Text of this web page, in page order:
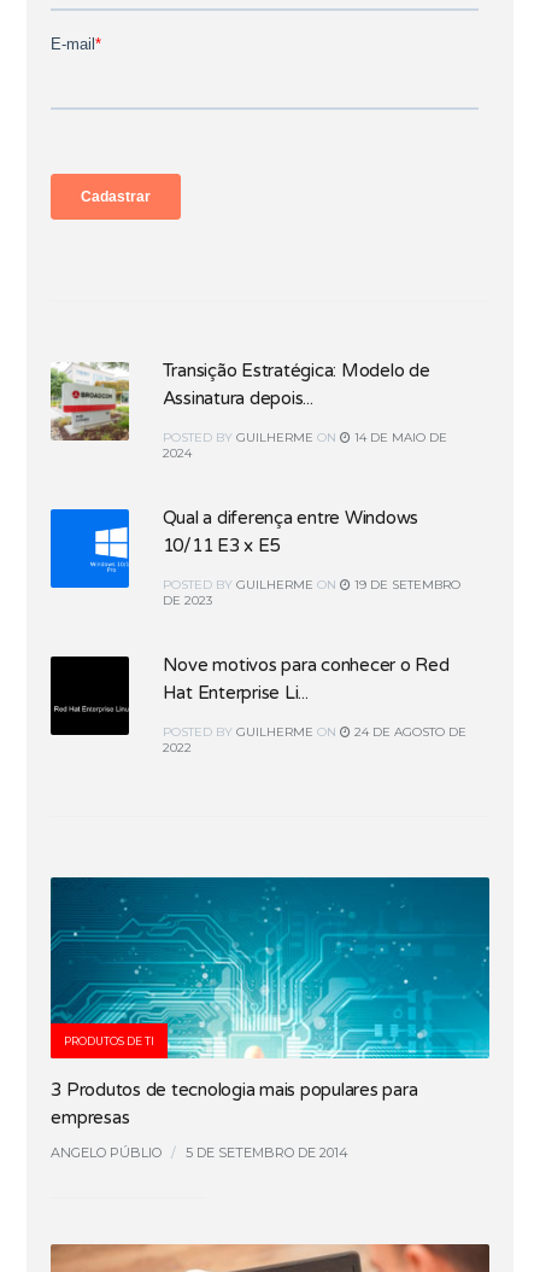
Transição Estratégica: Modelo de
Assinatura depois...
POSTED BY GUILHERME ON
14 DE MAIO DE
2024
Qual a diferença entre Windows
10/11 E3 x E5
POSTED BY GUILHERME ON
19 DE SETEMBRO
DE 2023
Nove motivos para conhecer o Red
Hat Enterprise Li...
POSTED BY GUILHERME ON
24 DE AGOSTO DE
2022
PRODUTOS DE TI
3 Produtos de tecnologia mais populares para
empresas
ANGELO PÚBLIO / 5 DE SETEMBRO DE 2014